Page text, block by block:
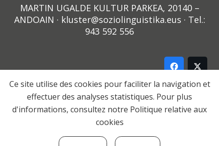
MARTIN UGALDE KULTUR PARKEA, 20140 –
ANDOAIN · kluster@soziolinguistika.eus · Tel.:
943 592 556
LEGE OHARRA
PRIBATUTASUN POLITIKA
COOKIE-EN POLITIKA
Ce site utilise des cookies pour faciliter la navigation et
effectuer des analyses statistiques. Pour plus
d'informations, consultez notre Politique relative aux
cookies